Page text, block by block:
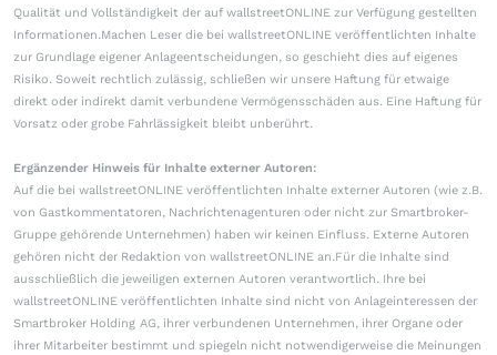
Qualität und Vollständigkeit der auf wallstreetONLINE zur Verfügung gestellten
Informationen.Machen Leser die bei wallstreetONLINE veröffentlichten Inhalte
zur Grundlage eigener Anlageentscheidungen, so geschieht dies auf eigenes
Risiko. Soweit rechtlich zulässig, schließen wir unsere Haftung für etwaige
direkt oder indirekt damit verbundene Vermögensschäden aus. Eine Haftung für
Vorsatz oder grobe Fahrlässigkeit bleibt unberührt.
Ergänzender Hinweis für Inhalte externer Autoren:
Auf die bei wallstreetONLINE veröffentlichten Inhalte externer Autoren (wie z.B.
von Gastkommentatoren, Nachrichtenagenturen oder nicht zur Smartbroker-
Gruppe gehörende Unternehmen) haben wir keinen Einfluss. Externe Autoren
gehören nicht der Redaktion von wallstreetONLINE an.Für die Inhalte sind
ausschließlich die jeweiligen externen Autoren verantwortlich. Ihre bei
wallstreetONLINE veröffentlichten Inhalte sind nicht von Anlageinteressen der
Smartbroker Holding AG, ihrer verbundenen Unternehmen, ihrer Organe oder
ihrer Mitarbeiter bestimmt und spiegeln nicht notwendigerweise die Meinungen